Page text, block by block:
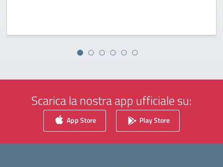
Scarica la nostra app ufficiale su:
App Store Play Store